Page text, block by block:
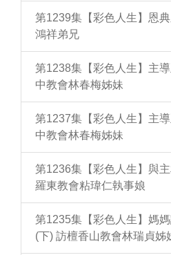
第1239集【彩色人生】恩
鴻祥弟兄
第1238集【彩色人生】主
中教會林春梅姊妹
第1237集【彩色人生】主
中教會林春梅姊妹
第1236集【彩色人生】與
羅東教會粘瑋仁執事娘
第1235集【彩色人生】媽
(下) 訪檀香山教會林瑞貞姊